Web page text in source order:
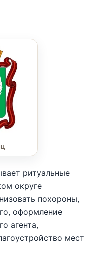
ритуальные
округе
похороны,
оформление
агента,
мест